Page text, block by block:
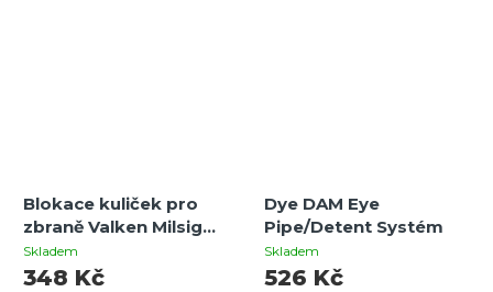
Blokace kuliček pro
zbraně Valken Milsig
M17 – 6 ks, Custom Ball
Detents
Skladem
348 Kč
Dye DAM Eye
Pipe/Detent Systém
Skladem
526 Kč